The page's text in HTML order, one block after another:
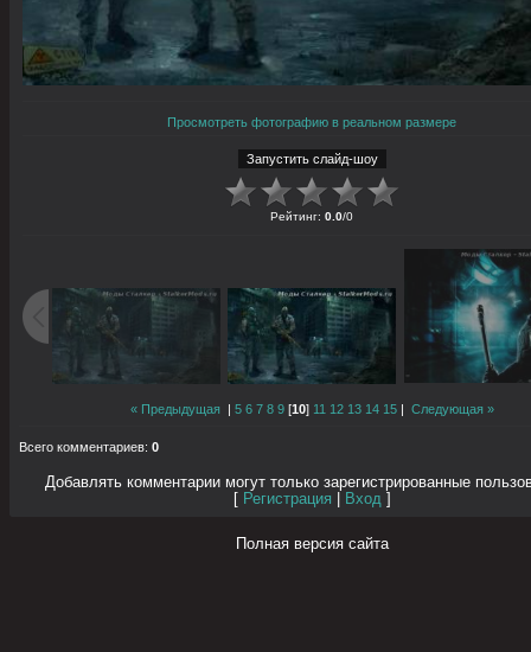
Просмотреть фотографию в реальном размере
Рейтинг: 0.0/0
« Предыдущая | 5 6 7 8 9 [10] 11 12 13 14 15 | Следующая »
Всего комментариев: 0
Добавлять комментарии могут только зарегистрированные
Регистрация Вход
Полная версия сайта